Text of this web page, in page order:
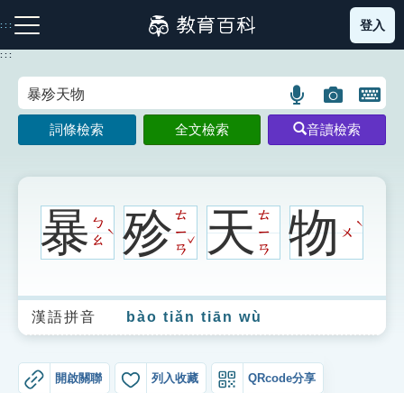
到
主
:::
注音索引圖示 筆畫索引圖示 部首索引表圖示
生字詞彙表
成語故事
登入
:::
語
言
搜
示
圖
片
搜
示
開
鍵
圖
詞條檢索 全文檢索 音讀檢索
暴ㄅ
ㄠ
ˋ 殄ㄊ
ㄧ
ㄢ
ˇ天ㄊ
ㄧ
ㄢ
物ㄨ
ˋ
漢語拼音 bào tiǎn tiān wù
開啟關聯 列入收藏 QRcode分享